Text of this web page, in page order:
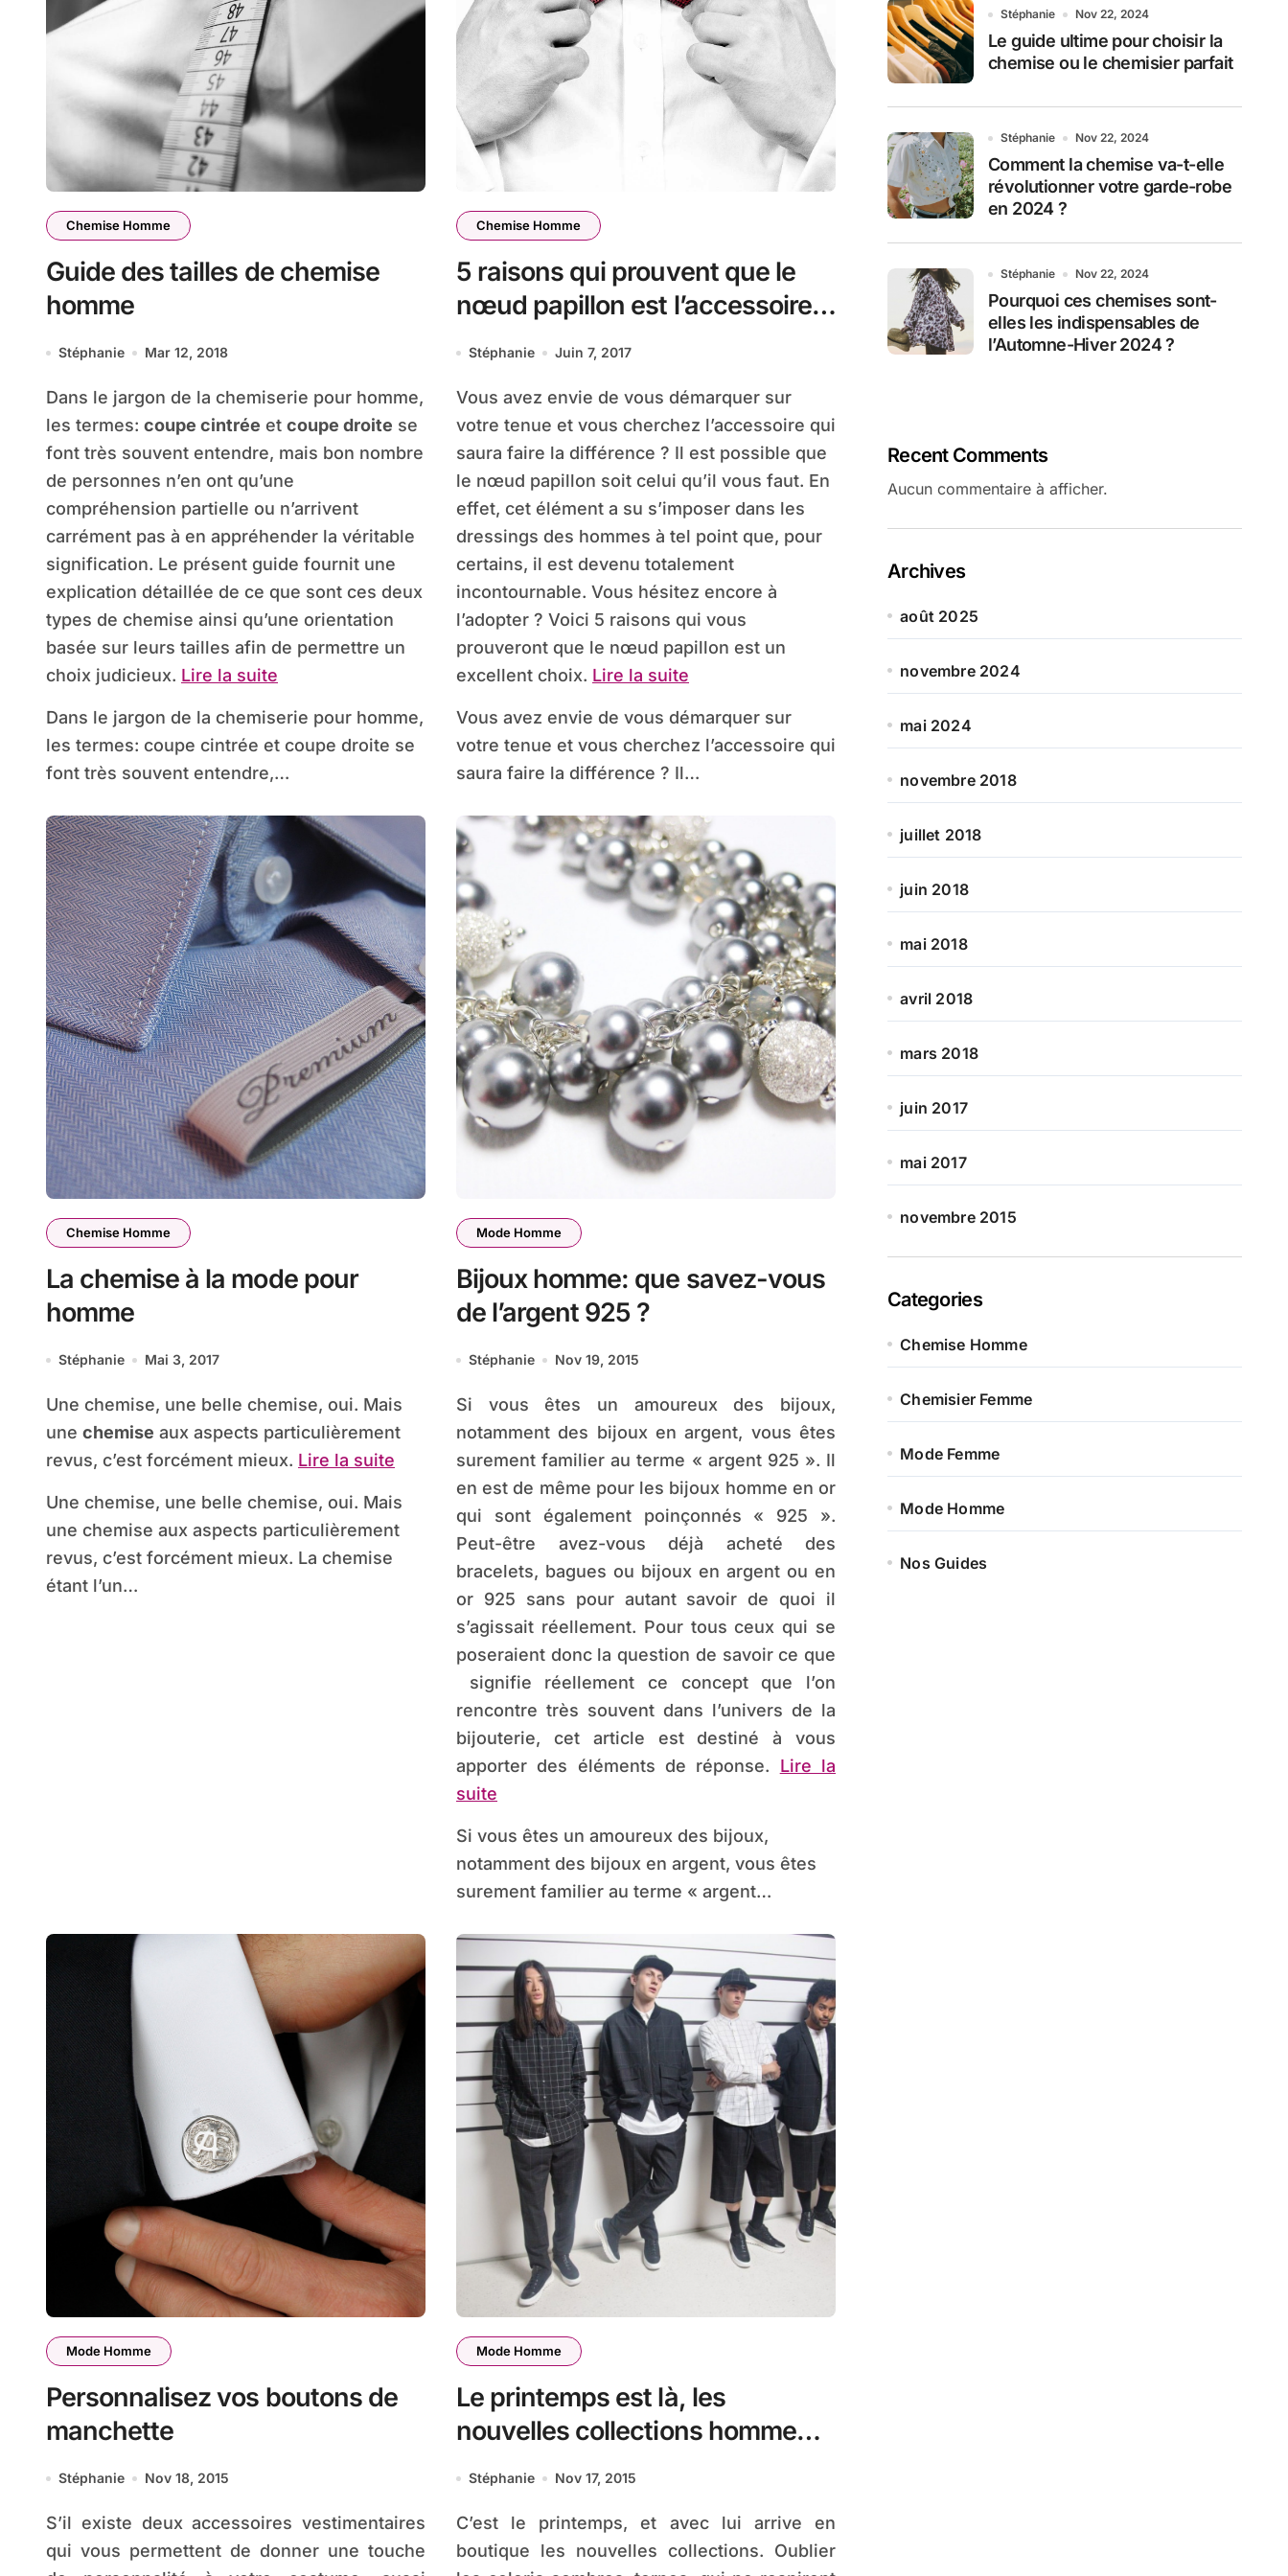
Chemise Homme
Guide des tailles de chemise
homme
Stéphanie Mar 12, 2018
Dans le jargon de la chemiserie pour homme,
les termes: coupe cintrée et coupe droite se
font très souvent entendre, mais bon nombre
de personnes n’en ont qu’une
compréhension partielle ou n’arrivent
carrément pas à en appréhender la véritable
signification. Le présent guide fournit une
explication détaillée de ce que sont ces deux
types de chemise ainsi qu’une orientation
basée sur leurs tailles afin de permettre un
choix judicieux. Lire la suite
Dans le jargon de la chemiserie pour homme,
les termes: coupe cintrée et coupe droite se
font très souvent entendre,…
Chemise Homme
5 raisons qui prouvent que le
nœud papillon est l’accessoire
qu’il vous faut
Stéphanie Juin 7, 2017
Vous avez envie de vous démarquer sur
votre tenue et vous cherchez l’accessoire qui
saura faire la différence ? Il est possible que
le nœud papillon soit celui qu’il vous faut. En
effet, cet élément a su s’imposer dans les
dressings des hommes à tel point que, pour
certains, il est devenu totalement
incontournable. Vous hésitez encore à
l’adopter ? Voici 5 raisons qui vous
prouveront que le nœud papillon est un
excellent choix. Lire la suite
Vous avez envie de vous démarquer sur
votre tenue et vous cherchez l’accessoire qui
saura faire la différence ? Il…
Chemise Homme
La chemise à la mode pour
homme
Stéphanie Mai 3, 2017
Une chemise, une belle chemise, oui. Mais
une chemise aux aspects particulièrement
revus, c’est forcément mieux. Lire la suite
Une chemise, une belle chemise, oui. Mais
une chemise aux aspects particulièrement
revus, c’est forcément mieux. La chemise
étant l’un…
Mode Homme
Bijoux homme: que savez-vous
de l’argent 925 ?
Stéphanie Nov 19, 2015
Si vous êtes un amoureux des bijoux,
notamment des bijoux en argent, vous êtes
surement familier au terme « argent 925 ». Il
en est de même pour les bijoux homme en or
qui sont également poinçonnés « 925 ».
Peut-être avez-vous déjà acheté des
bracelets, bagues ou bijoux en argent ou en
or 925 sans pour autant savoir de quoi il
s’agissait réellement. Pour tous ceux qui se
poseraient donc la question de savoir ce que
signifie réellement ce concept que l’on
rencontre très souvent dans l’univers de la
bijouterie, cet article est destiné à vous
apporter des éléments de réponse. Lire la
suite
Si vous êtes un amoureux des bijoux,
notamment des bijoux en argent, vous êtes
surement familier au terme « argent…
Mode Homme
Personnalisez vos boutons de
manchette
Stéphanie Nov 18, 2015
S’il existe deux accessoires vestimentaires
qui vous permettent de donner une touche
Mode Homme
Le printemps est là, les
nouvelles collections homme
aussi
Stéphanie Nov 17, 2015
C’est le printemps, et avec lui arrive en
boutique les nouvelles collections. Oublier
Stéphanie Nov 22, 2024
Le guide ultime pour choisir la
chemise ou le chemisier parfait
Stéphanie Nov 22, 2024
Comment la chemise va-t-elle
révolutionner votre garde-robe
en 2024 ?
Stéphanie Nov 22, 2024
Pourquoi ces chemises sont-
elles les indispensables de
l’Automne-Hiver 2024 ?
Recent Comments
Aucun commentaire à afficher.
Archives
août 2025
novembre 2024
mai 2024
novembre 2018
juillet 2018
juin 2018
mai 2018
avril 2018
mars 2018
juin 2017
mai 2017
novembre 2015
Categories
Chemise Homme
Chemisier Femme
Mode Femme
Mode Homme
Nos Guides